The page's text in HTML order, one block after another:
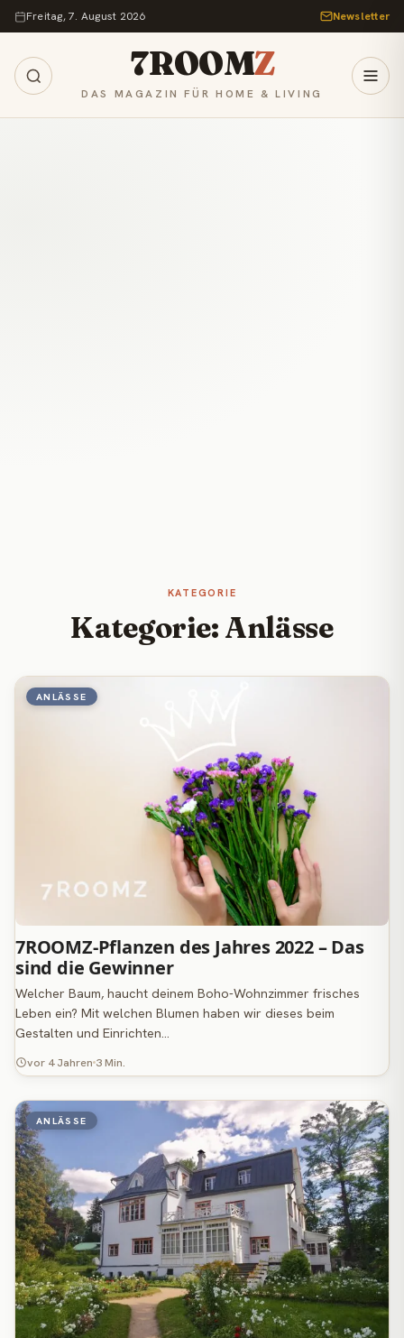
Zum Inhalt springen
Freitag, 7. August 2026 Newsletter
7ROOMZ
DAS MAGAZIN FÜR HOME & LIVING
KATEGORIE
Kategorie: Anlässe
ANLÄSSE
7ROOMZ-Pflanzen des Jahres 2022 – Das
sind die Gewinner
Welcher Baum, haucht deinem Boho-Wohnzimmer frisches
Leben ein? Mit welchen Blumen haben wir dieses beim
Gestalten und Einrichten…
vor 4 Jahren 3 Min.
ANLÄSSE